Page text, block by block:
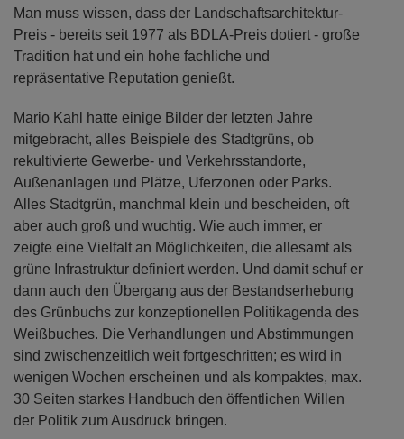
Man muss wissen, dass der Landschaftsarchitektur-
Preis - bereits seit 1977 als BDLA-Preis dotiert - große
Tradition hat und ein hohe fachliche und
repräsentative Reputation genießt.
Mario Kahl hatte einige Bilder der letzten Jahre
mitgebracht, alles Beispiele des Stadtgrüns, ob
rekultivierte Gewerbe- und Verkehrsstandorte,
Außenanlagen und Plätze, Uferzonen oder Parks.
Alles Stadtgrün, manchmal klein und bescheiden, oft
aber auch groß und wuchtig. Wie auch immer, er
zeigte eine Vielfalt an Möglichkeiten, die allesamt als
grüne Infrastruktur definiert werden. Und damit schuf er
dann auch den Übergang aus der Bestandserhebung
des Grünbuchs zur konzeptionellen Politikagenda des
Weißbuches. Die Verhandlungen und Abstimmungen
sind zwischenzeitlich weit fortgeschritten; es wird in
wenigen Wochen erscheinen und als kompaktes, max.
30 Seiten starkes Handbuch den öffentlichen Willen
der Politik zum Ausdruck bringen.